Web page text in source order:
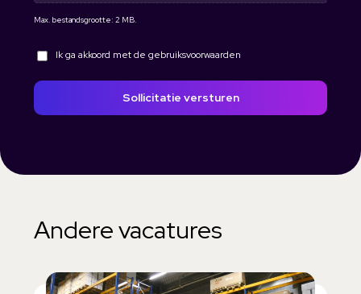
t
n
d
Max. bestandsgrootte: 2 MB.
V
o
r
d
Ik ga akkoord met de gebruiksvoorwaarden
Sollicitatie versturen
Andere vacatures